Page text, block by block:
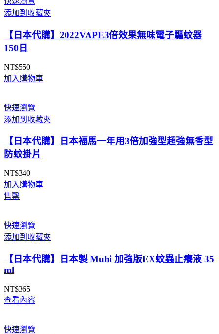
添加到收藏夾
【日本代購】2022VAPE3倍效果無味電子驅蚊器
150日
NT$550
加入購物車
快速瀏覽
添加到收藏夾
【日本代購】日本福馬一年用3倍加強型超強無香型
防蚊掛片
NT$340
加入購物車
售罄
快速瀏覽
添加到收藏夾
【日本代購】日本製 Muhi 加強版EX蚊蟲止癢液 35
ml
NT$365
查看內容
快速瀏覽